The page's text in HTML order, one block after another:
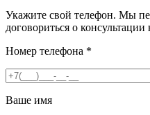
Укажите свой телефон. Мы
договориться о
Номер телефона *
Ваше имя